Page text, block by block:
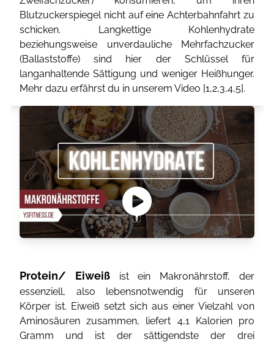
Blutzuckerspiegel nicht auf eine Achterbahnfahrt zu
schicken. Langkettige Kohlenhydrate
beziehungsweise unverdauliche Mehrfachzucker
(Ballaststoffe) sind hier der Schlüssel für
langanhaltende Sättigung und weniger Heißhunger.
Mehr dazu erfährst du in unserem Video [1,2,3,4,5].
Protein/ Eiweißist ein Makronährstoff, der
essenziell, also lebensnotwendig für unseren
Körper ist. Eiweiß setzt sich aus einer Vielzahl von
Aminosäuren zusammen, liefert 4,1 Kalorien pro
Gramm und ist der sättigendste der drei